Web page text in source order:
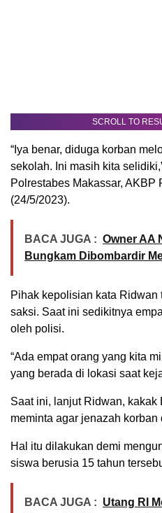
SCROLL TO
“Iya benar, diduga korban
sekolah. Ini masih kita
Polrestabes Makassar, AKBP
(24/5/2023).
BACA JUGA : Owner AA
Bungkam Dibombardir
Pihak kepolisian kata Ridwan
saksi. Saat ini sedikitnya
oleh polisi.
“Ada empat orang yang kita
yang berada di lokasi saat
Saat ini, lanjut Ridwan, kakak
meminta agar jenazah korban
Hal itu dilakukan demi
siswa berusia 15 tahun
BACA JUGA : Utang RI